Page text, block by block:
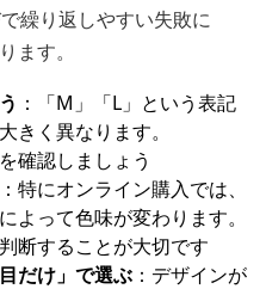
繰り返しやすい失敗に
ます。
：「M」「L」という表記
きく異なります。
確認しましょう
：特にオンライン購入では、
よって色味が変わります。
断することが大切です
だけ」で選ぶ ：デザインが